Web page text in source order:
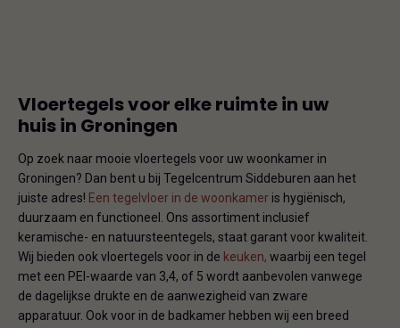
Vloertegels voor elke ruimte in uw
huis in Groningen
Op zoek naar mooie vloertegels voor uw woonkamer in
Groningen? Dan bent u bij Tegelcentrum Siddeburen aan het
juiste adres! Een tegelvloer in de woonkamer is hygiënisch,
duurzaam en functioneel. Ons assortiment inclusief
keramische- en natuursteentegels, staat garant voor kwaliteit.
Wij bieden ook vloertegels voor in de keuken, waarbij een tegel
met een PEI-waarde van 3,4, of 5 wordt aanbevolen vanwege
de dagelijkse drukte en de aanwezigheid van zware
apparatuur. Ook voor in de badkamer hebben wij een breed